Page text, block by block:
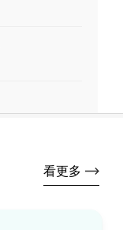
看更多